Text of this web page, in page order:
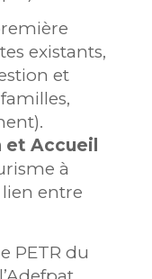
existants,
et
et Accueil
à
entre
PETR du